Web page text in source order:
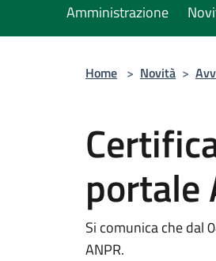
Amministrazione
Home > Novità >
portale
Si comunica che dal
ANPR.